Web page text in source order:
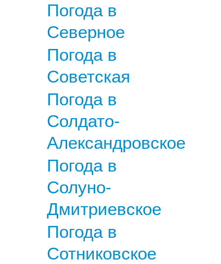
Погода в
Северное
Погода в
Советская
Погода в
Солдато-
Александровское
Погода в
Солуно-
Дмитриевское
Погода в
Сотниковское